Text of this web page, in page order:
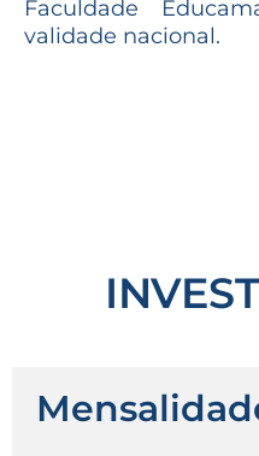
Faculdade
validade nacional.